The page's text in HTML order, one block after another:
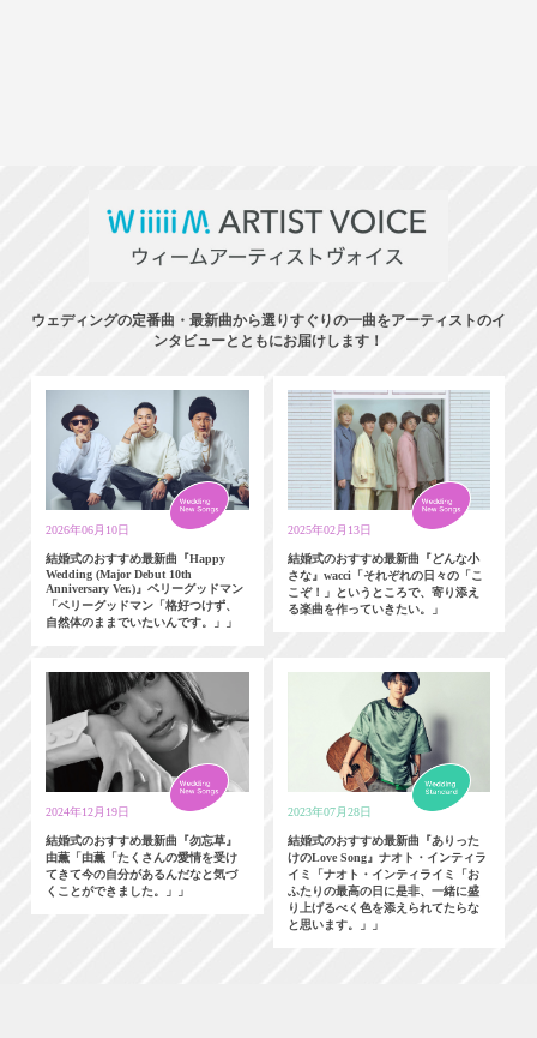
ウェディングの定番曲・最新曲から選りすぐりの一曲をアーティストのイ
ンタビューとともにお届けします！
2026年06月10日
結婚式のおすすめ最新曲『Happy
Wedding (Major Debut 10th
Anniversary Ver.)』ベリーグッドマン
「ベリーグッドマン「格好つけず、
自然体のままでいたいんです。」」
2025年02月13日
結婚式のおすすめ最新曲『どんな小
さな』wacci「それぞれの日々の「こ
こぞ！」というところで、寄り添え
る楽曲を作っていきたい。」
2024年12月19日
結婚式のおすすめ最新曲『勿忘草』
由薫「由薫「たくさんの愛情を受け
てきて今の自分があるんだなと気づ
くことができました。」」
2023年07月28日
結婚式のおすすめ最新曲『ありった
けのLove Song』ナオト・インティラ
イミ「ナオト・インティライミ「お
ふたりの最高の日に是非、一緒に盛
り上げるべく色を添えられてたらな
と思います。」」